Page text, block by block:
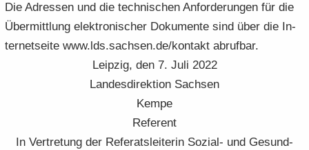
Die Adres­sen und die tech­ni­schen An­for­de­run­gen für die
Über­mitt­lung elek­tro­ni­scher Do­ku­men­te sind über die In­
ter­net­sei­te www.lds.sach­sen.de/kon­takt ab­ruf­bar.
Leip­zig, den 7. Juli 2022
Lan­des­di­rek­ti­on Sach­sen
Kempe
Re­fe­rent
In Ver­tre­tung der Re­fe­rats­lei­te­rin Sozial-​ und Ge­sund­